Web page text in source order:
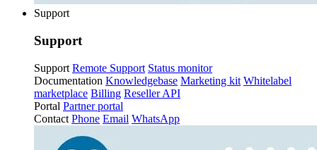
Support
Support
Support Remote Support Status monitor
Documentation Knowledgebase Marketing kit Whitelabel
marketplace Billing Reseller API
Portal Partner portal
Contact Phone Email WhatsApp